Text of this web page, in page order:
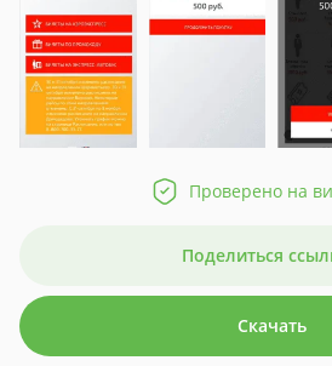
Проверено на
Поделиться
Скачать